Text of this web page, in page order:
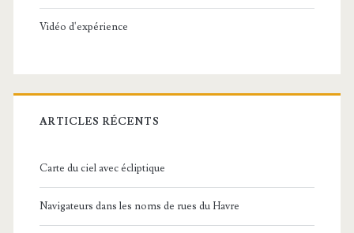
Vidéo d'expérience
ARTICLES RÉCENTS
Carte du ciel avec écliptique
Navigateurs dans les noms de rues du Havre